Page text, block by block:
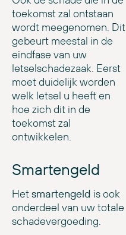
toekomst zal ontstaan
wordt meegenomen. Dit
gebeurt meestal in de
eindfase van uw
letselschadezaak. Eerst
moet duidelijk worden
welk letsel u heeft en
hoe zich dit in de
toekomst zal
ontwikkelen.
Smartengeld
Hetsmartengeld is ook
onderdeel van uw totale
schadevergoeding.